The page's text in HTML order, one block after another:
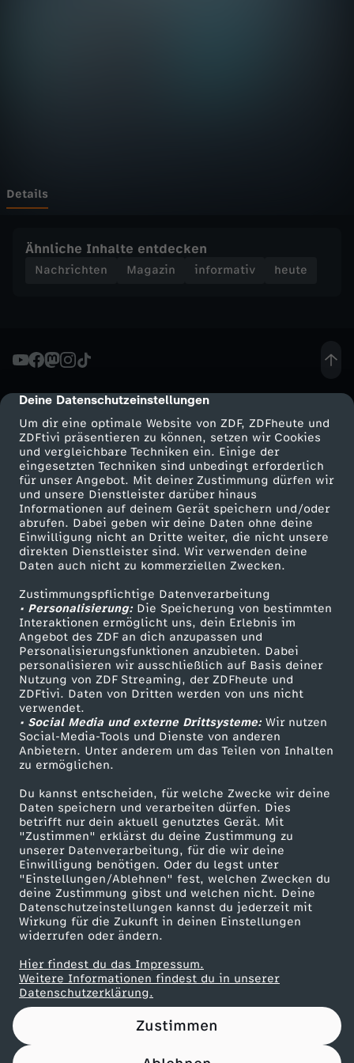
cmp-dialog-description
Deine Datenschutzeinstellungen
Um dir eine optimale Website von ZDF, ZDFheute und
ZDFtivi präsentieren zu können, setzen wir Cookies
und vergleichbare Techniken ein. Einige der
eingesetzten Techniken sind unbedingt erforderlich
für unser Angebot. Mit deiner Zustimmung dürfen wir
und unsere Dienstleister darüber hinaus
Informationen auf deinem Gerät speichern und/oder
abrufen. Dabei geben wir deine Daten ohne deine
Einwilligung nicht an Dritte weiter, die nicht unsere
direkten Dienstleister sind. Wir verwenden deine
Daten auch nicht zu kommerziellen Zwecken.
Zustimmungspflichtige Datenverarbeitung
• Personalisierung:Die Speicherung von bestimmten
Interaktionen ermöglicht uns, dein Erlebnis im
Angebot des ZDF an dich anzupassen und
Personalisierungsfunktionen anzubieten. Dabei
personalisieren wir ausschließlich auf Basis deiner
Nutzung von ZDF Streaming, der ZDFheute und
ZDFtivi. Daten von Dritten werden von uns nicht
verwendet.
• Social Media und externe Drittsysteme:Wir nutzen
Social-Media-Tools und Dienste von anderen
Anbietern. Unter anderem um das Teilen von Inhalten
zu ermöglichen.
Du kannst entscheiden, für welche Zwecke wir deine
Daten speichern und verarbeiten dürfen. Dies
betrifft nur dein aktuell genutztes Gerät. Mit
"Zustimmen" erklärst du deine Zustimmung zu
unserer Datenverarbeitung, für die wir deine
Einwilligung benötigen. Oder du legst unter
"Einstellungen/Ablehnen" fest, welchen Zwecken du
deine Zustimmung gibst und welchen nicht. Deine
Datenschutzeinstellungen kannst du jederzeit mit
Wirkung für die Zukunft in deinen Einstellungen
widerrufen oder ändern.
Hier findest du das Impressum.
Weitere Informationen findest du in unserer
Datenschutzerklärung.
Zustimmen
t
S
n
d
u
n
g
v
o
m
2
9
.
0
5
.
2
0
2
4
Details
Ähnliche Inhalte entdecken
Nachrichten Magazin informativ heute
Mehr ZDF
ZDF-Apps
Smart TV
ZDFtext
Livestreams
Sendungen A-Z
TV-Programm
Service
ZDFmitreden
Kontakt zum ZDF
Tickets
Zuschauerservice
Hilfe
ZDF Unternehmen
Karriere
ZDF goes Schule
Werbefernsehen
Mainzelmännchen
Partner